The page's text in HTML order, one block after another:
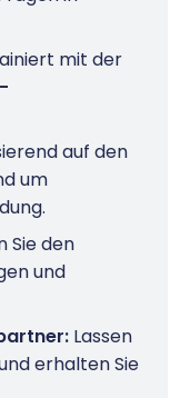
mit der
auf den
um
Sie den
und
Lassen
erhalten Sie